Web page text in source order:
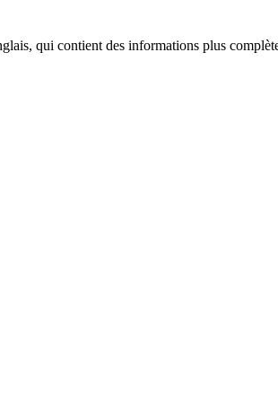
qui contient des informations plus